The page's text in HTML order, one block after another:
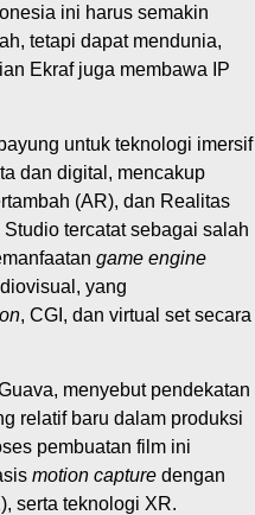
ini harus semakin
tetapi dapat mendunia,
Ekraf juga membawa IP
untuk teknologi imersif
dan digital, mencakup
(AR), dan Realitas
tercatat sebagai salah
game engine
yang
, CGI, dan virtual set secara
menyebut pendekatan
relatif baru dalam produksi
pembuatan film ini
motion capture dengan
serta teknologi XR.